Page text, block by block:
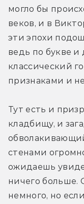
могло бы
веков, и в
эти эпохи
ведь по букве и
классический
признаками и
Тут есть и
кладбищу, и
стенами
ожидаешь
ничего больше.
немного, но